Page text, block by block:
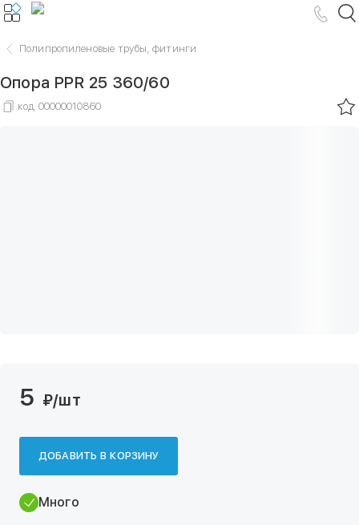
Полипропиленовые трубы, фитинги
Опора PPR 25 360/60
код 00000010860
5 ₽/шт
ДОБАВИТЬ В КОРЗИНУ
Много